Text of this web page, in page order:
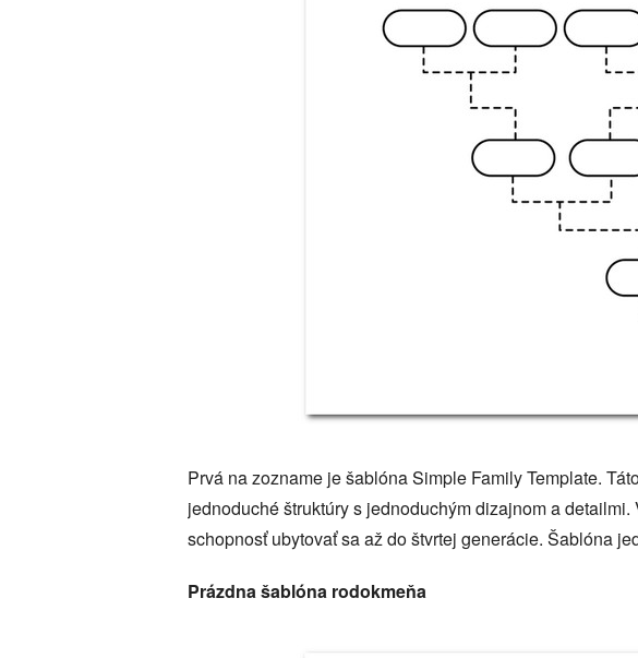
Prvá na zozname je šablóna Simple Family Template.
jednoduché štruktúry s jednoduchým dizajnom a
schopnosť ubytovať sa až do štvrtej generácie. Šablóna
Prázdna šablóna rodokmeňa